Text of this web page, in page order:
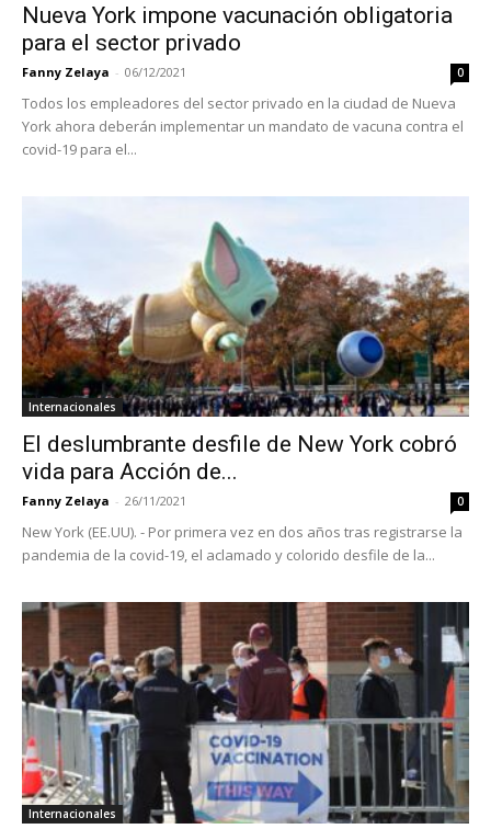
Nueva York impone vacunación obligatoria
para el sector privado
Fanny Zelaya - 06/12/2021 0
Todos los empleadores del sector privado en la ciudad de Nueva
York ahora deberán implementar un mandato de vacuna contra el
covid-19 para el...
Internacionales
El deslumbrante desfile de New York cobró
vida para Acción de...
Fanny Zelaya - 26/11/2021 0
New York (EE.UU). - Por primera vez en dos años tras registrarse la
pandemia de la covid-19, el aclamado y colorido desfile de la...
Internacionales